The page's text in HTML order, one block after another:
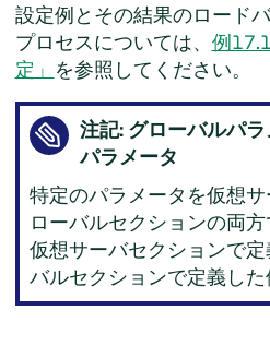
設定例とその結果のロード
プロセスについては、 例
定」 を参照してください。
注記: グローバルパ
パラメータ
特定のパラメータを仮想
ローバルセクションの両方
仮想サーバセクションで
バルセクションで定義した